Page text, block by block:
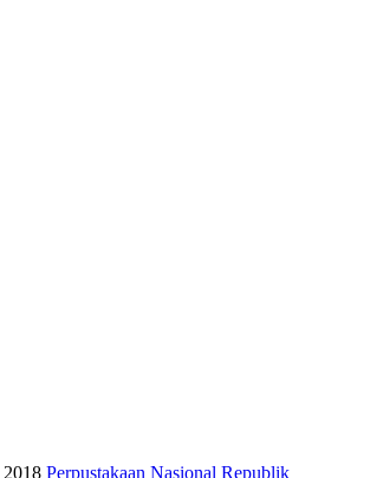
Perpustakaan Nasional Republik